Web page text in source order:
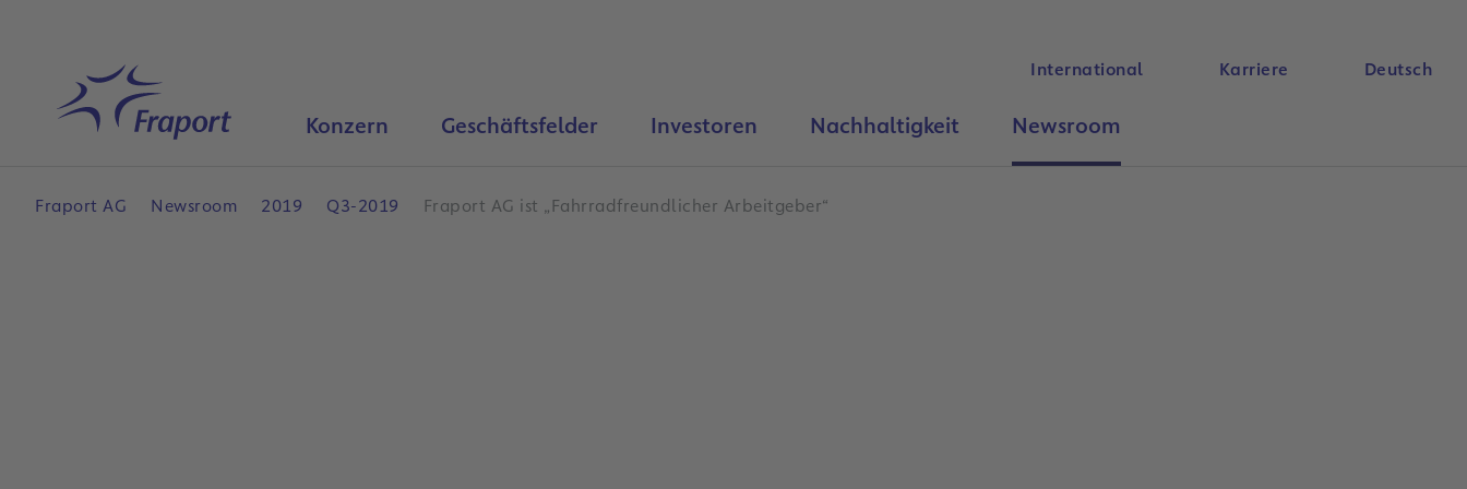
Startseite
International Karriere Deutsch
Konzern Geschäftsfelder Investoren Nachhaltigkeit Newsroom
Fraport AG Newsroom 2019 Q3-2019 Fraport AG ist „Fahrradfreundlicher Arbeitgeber“